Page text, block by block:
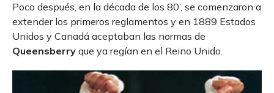
Poco después, en la década de los 80’, se comenzaron a
extender los primeros reglamentos y en 1889 Estados
Unidos y Canadá aceptaban las normas de
Queensberry que ya regían en el Reino Unido.